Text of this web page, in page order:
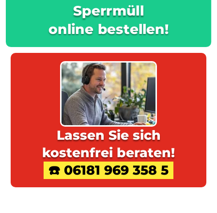
Sperrmüll
online bestellen!
Lassen Sie sich
kostenfrei beraten!
☎️ 06181 969 358 5